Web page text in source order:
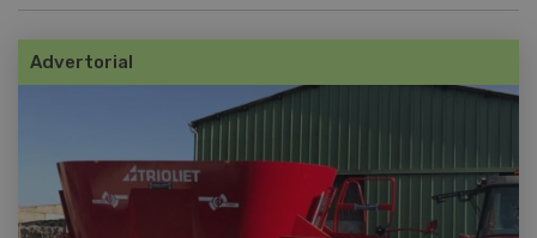
Advertorial